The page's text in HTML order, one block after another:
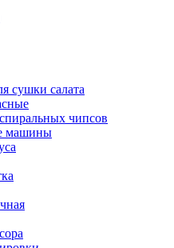
сушки салата
чипсов
машины